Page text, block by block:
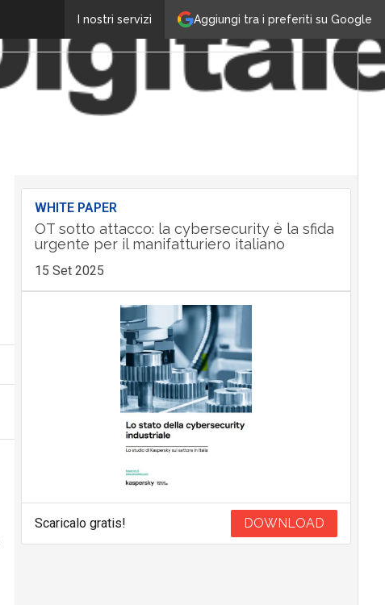
Aggiungi tra i preferiti su Google
I nostri servizi
WHITE PAPER
OT sotto attacco: la cybersecurity è la sfida
urgente per il manifatturiero italiano
15 Set 2025
Scaricalo gratis! DOWNLOAD